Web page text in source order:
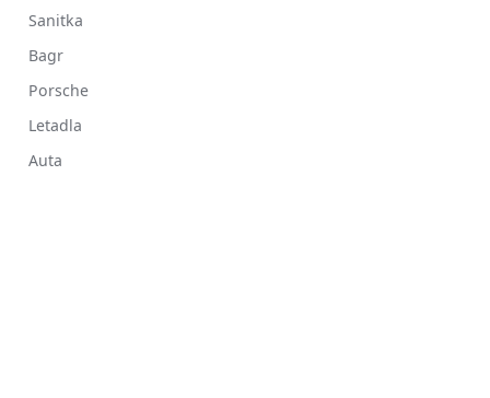
Sanitka
Bagr
Porsche
Letadla
Auta